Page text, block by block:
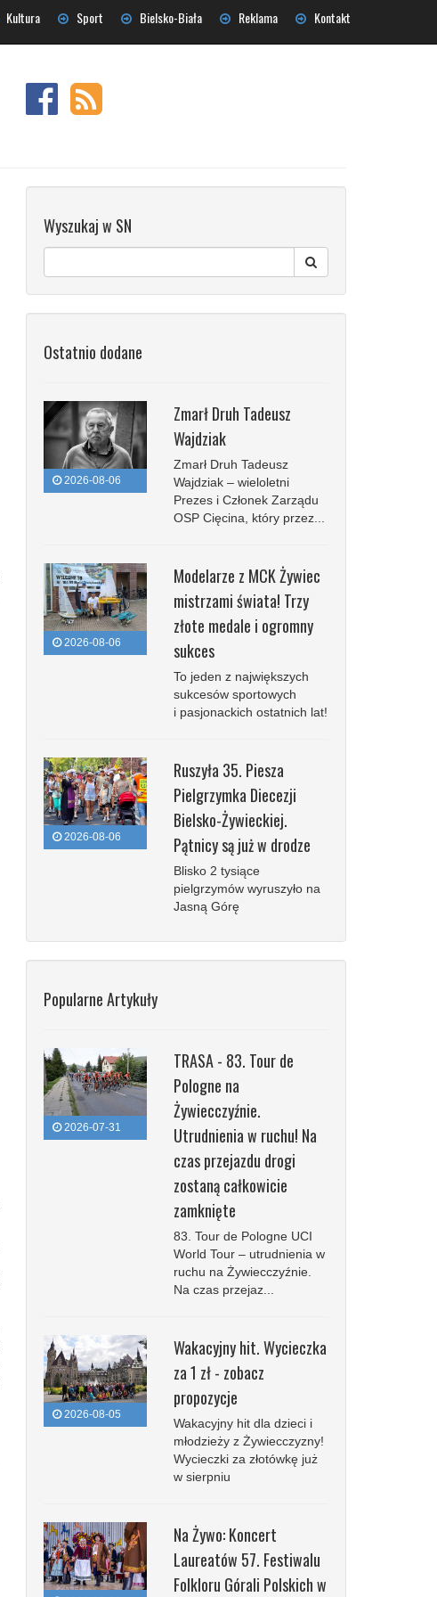
Kultura Sport Bielsko-Biała Reklama Kontakt
Wyszukaj w SN
Ostatnio dodane
2026-08-06
Zmarł Druh Tadeusz
Wajdziak
Zmarł Druh Tadeusz
Wajdziak – wieloletni
Prezes i Członek Zarządu
OSP Cięcina, który przez...
2026-08-06
Modelarze z MCK Żywiec
mistrzami świata! Trzy
złote medale i ogromny
sukces
To jeden z największych
sukcesów sportowych
i pasjonackich ostatnich lat!
2026-08-06
Ruszyła 35. Piesza
Pielgrzymka Diecezji
Bielsko-Żywieckiej.
Pątnicy są już w drodze
Blisko 2 tysiące
pielgrzymów wyruszyło na
Jasną Górę
Popularne Artykuły
2026-07-31
TRASA - 83. Tour de
Pologne na
Żywiecczyźnie.
Utrudnienia w ruchu! Na
czas przejazdu drogi
zostaną całkowicie
zamknięte
83. Tour de Pologne UCI
World Tour – utrudnienia w
ruchu na Żywiecczyźnie.
Na czas przejaz...
2026-08-05
Wakacyjny hit. Wycieczka
za 1 zł - zobacz
propozycje
Wakacyjny hit dla dzieci i
młodzieży z Żywiecczyzny!
Wycieczki za złotówkę już
w sierpniu
Na Żywo: Koncert
Laureatów 57. Festiwalu
Folkloru Górali Polskich w